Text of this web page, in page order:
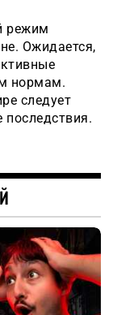
режим
Ожидается,
нормам.
следует